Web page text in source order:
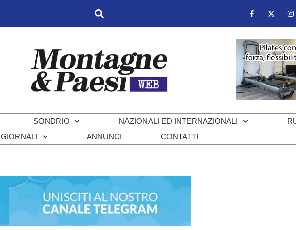
SONDRIO NAZIONALI ED INTERNAZIONALI
GIORNALI
ANNUNCI CONTATTI